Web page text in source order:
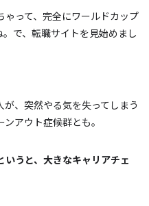
って、完全にワールドカップ
で、転職サイトを見始めまし
、突然やる気を失ってしまう
アウト症候群とも。
いうと、大きなキャリアチェ